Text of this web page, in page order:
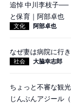
追悼 中川李枝子
と保育｜阿部卓也
文化 阿部卓也
なぜ妻は病院に行
社会 大脇幸志郎
ちょっと不審な観
じんぶんアジール